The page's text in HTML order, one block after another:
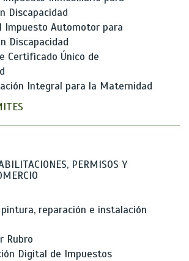
Discapacidad
Impuesto Automotor para
Discapacidad
Certificado Único de
Integral para la Maternidad
PERMISOS Y
reparación e instalación
Rubro
Digital de Impuestos